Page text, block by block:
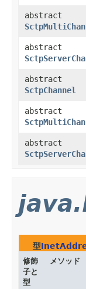
abstract
abstract
abstract
SctpChannel
abstract
abstract
型
修飾
子と
型
メソッド